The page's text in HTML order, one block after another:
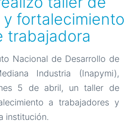
fortalecimiento
trabajadora
Nacional de Desarrollo de
Industria (Inapymi),
5 de abril, un taller de
a trabajadores y
institución.